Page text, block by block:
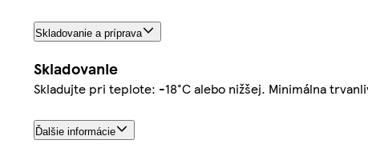
Skladovanie a príprava
Skladovanie
Skladujte pri teplote: -18°C alebo nižšej. Minimálna
Ďalšie informácie